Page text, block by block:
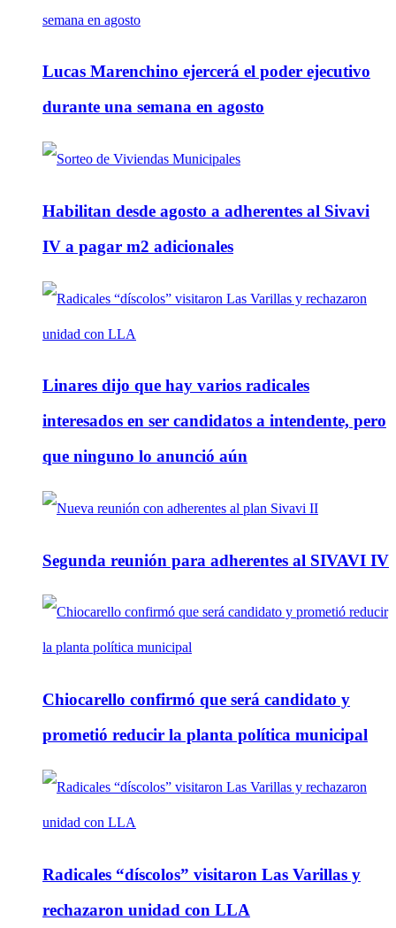
Lucas Marenchino ejercerá el poder ejecutivo
durante una semana en agosto
Habilitan desde agosto a adherentes al Sivavi
IV a pagar m2 adicionales
Linares dijo que hay varios radicales
interesados en ser candidatos a intendente, pero
que ninguno lo anunció aún
Segunda reunión para adherentes al SIVAVI IV
Chiocarello confirmó que será candidato y
prometió reducir la planta política municipal
Radicales “díscolos” visitaron Las Varillas y
rechazaron unidad con LLA